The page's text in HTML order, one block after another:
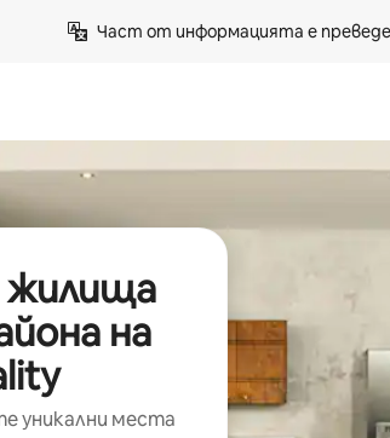
Част от информацията е
жилища
на
уникални места